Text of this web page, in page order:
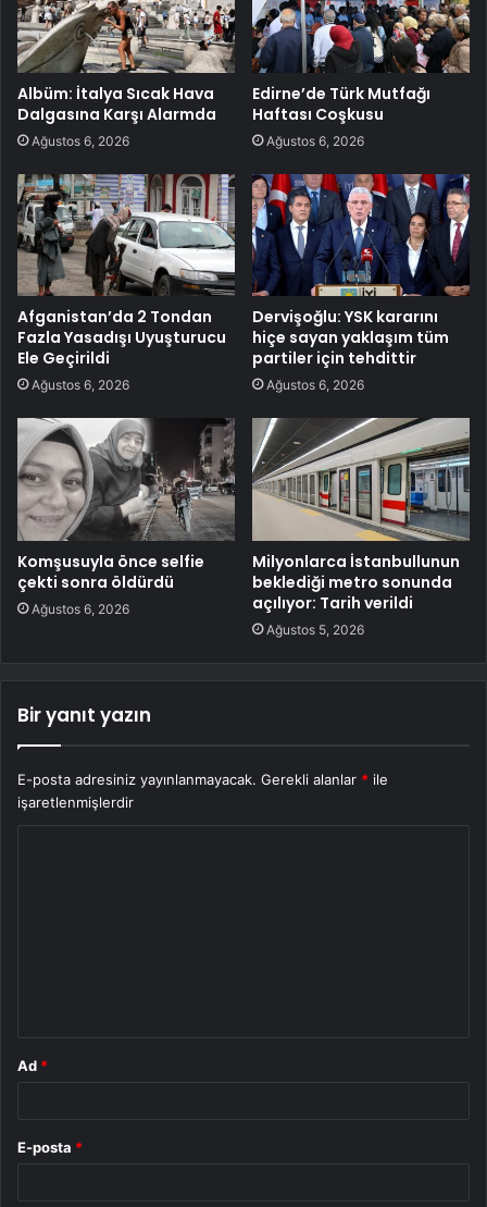
Albüm: İtalya Sıcak Hava
Dalgasına Karşı Alarmda
Ağustos 6, 2026
Edirne’de Türk Mutfağı
Haftası Coşkusu
Ağustos 6, 2026
Afganistan’da 2 Tondan
Fazla Yasadışı Uyuşturucu
Ele Geçirildi
Ağustos 6, 2026
Dervişoğlu: YSK kararını
hiçe sayan yaklaşım tüm
partiler için tehdittir
Ağustos 6, 2026
Komşusuyla önce selfie
çekti sonra öldürdü
Ağustos 6, 2026
Milyonlarca İstanbullunun
beklediği metro sonunda
açılıyor: Tarih verildi
Ağustos 5, 2026
Bir yanıt yazın
E-posta adresiniz yayınlanmayacak. Gerekli alanlar * ile
işaretlenmişlerdir
Ad *
E-posta *